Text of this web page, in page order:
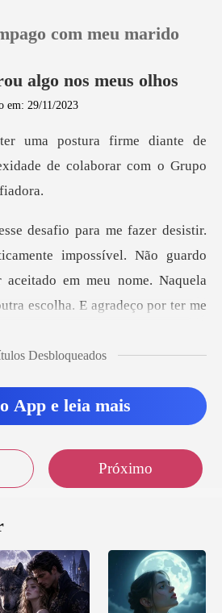
com meu marido
algo nos meus olhos
em: 29/11/2023
nte de
de colabor
impossível. Não guardo
aceitado em meu no
Desbloqueados
App e leia mais
Próximo